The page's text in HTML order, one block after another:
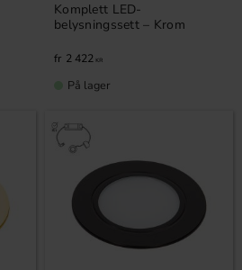
Komplett LED-
belysningssett – Krom
2 422 KR
På lager